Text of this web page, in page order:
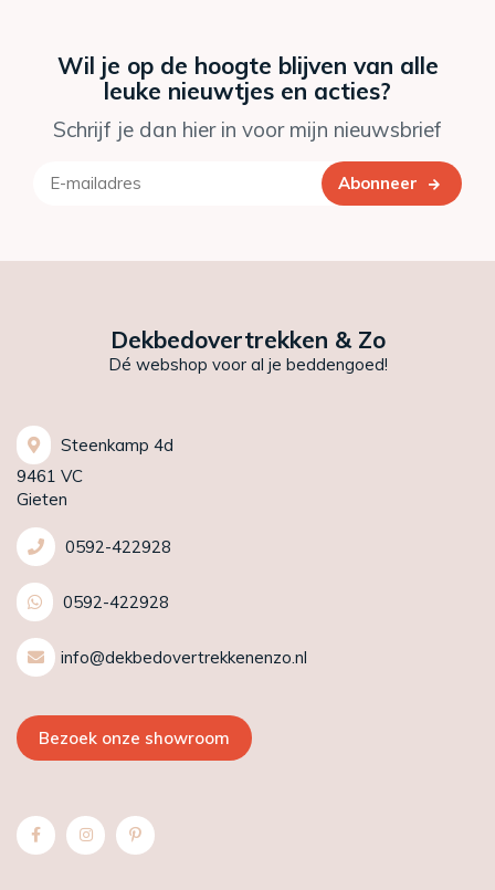
Wil je op de hoogte blijven van alle
leuke nieuwtjes en acties?
Schrijf je dan hier in voor mijn nieuwsbrief
Abonneer
Dekbedovertrekken & Zo
Dé webshop voor al je beddengoed!
Steenkamp 4d
9461 VC
Gieten
0592-422928
0592-422928
info@dekbedovertrekkenenzo.nl
Bezoek onze showroom